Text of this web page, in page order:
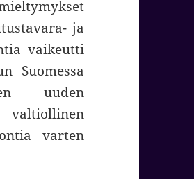
ja
vaikeutti
Suomessa
uuden
varten